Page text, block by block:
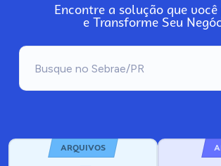
Encontre a solução que você
e Transforme Seu
ARQUIVOS